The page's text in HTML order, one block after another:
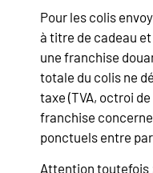
Pour les colis
à titre de cadeau
une franchise
totale du colis ne
taxe (TVA, octroi
franchise
ponctuels entre
Attention toutefois